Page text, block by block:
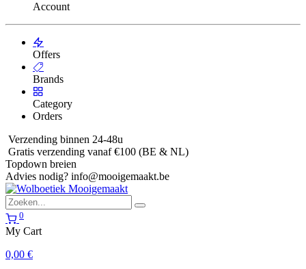
Account
Offers
Brands
Category
Orders
Verzending binnen 24-48u
Gratis verzending vanaf €100 (BE & NL)
Topdown breien
Advies nodig? info@mooigemaakt.be
0
My Cart
0,00 €